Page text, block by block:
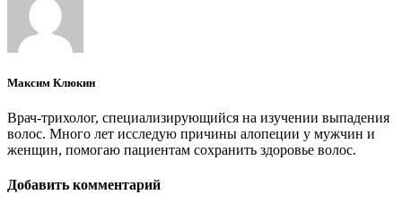
Максим Клюкин
Врач-трихолог, специализирующийся на изучении выпадения
волос. Много лет исследую причины алопеции у мужчин и
женщин, помогаю пациентам сохранить здоровье волос.
Добавить комментарий